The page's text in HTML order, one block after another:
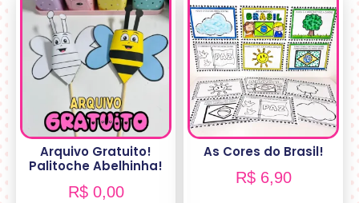
Arquivo Gratuito!
Palitoche Abelhinha!
R$0,00
As Cores do Brasil!
R$6,90